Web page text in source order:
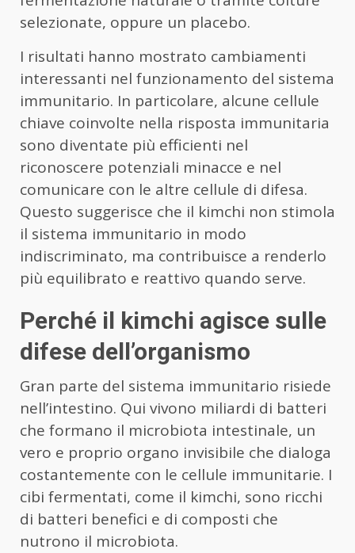
selezionate, oppure un placebo.
I risultati hanno mostrato cambiamenti
interessanti nel funzionamento del sistema
immunitario. In particolare, alcune cellule
chiave coinvolte nella risposta immunitaria
sono diventate più efficienti nel
riconoscere potenziali minacce e nel
comunicare con le altre cellule di difesa.
Questo suggerisce che il kimchi non stimola
il sistema immunitario in modo
indiscriminato, ma contribuisce a renderlo
più equilibrato e reattivo quando serve.
Perché il kimchi agisce sulle
difese dell’organismo
Gran parte del sistema immunitario risiede
nell’intestino. Qui vivono miliardi di batteri
che formano il microbiota intestinale, un
vero e proprio organo invisibile che dialoga
costantemente con le cellule immunitarie. I
cibi fermentati, come il kimchi, sono ricchi
di batteri benefici e di composti che
nutrono il microbiota.